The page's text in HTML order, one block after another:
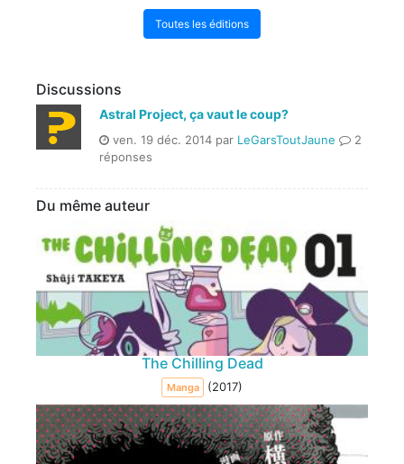
Toutes les éditions
Discussions
Astral Project, ça vaut le coup?
ven. 19 déc. 2014 par LeGarsToutJaune
2
réponses
Du même auteur
The Chilling Dead
Manga (2017)